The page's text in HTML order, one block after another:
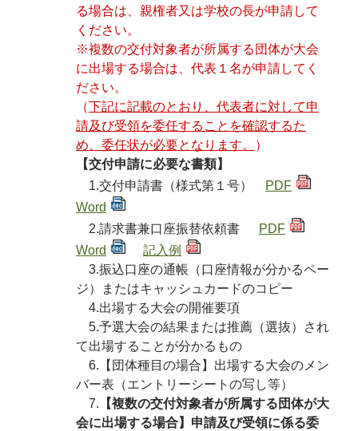
る場合は、親権者又は学校の長が申請して
ください。
※複数の交付対象者が所属する団体が大会
に出場する場合は、代表１名が申請してく
ださい。
（下記に記載のとおり、代表者に対して申
請及び受領を委任することを確認するた
め、委任状が必要となります。
）
【交付申請に必要な書類】
1.交付申請書（様式第１号）
PDF
Word
2.請求書兼口座振替依頼書
PDF
Word
記入例
3.振込口座の通帳（口座情報が分かるペー
ジ）またはキャッシュカードのコピー
4.出場する大会の開催要項
5.予選大会の結果または推薦（選抜）され
て出場することが分かるもの
6.【団体種目の場合】出場する大会のメン
バー表（エントリーシートの写し等）
7. 【複数の交付対象者が所属する団体が大
会に出場する場合】申請及び受領に係る委